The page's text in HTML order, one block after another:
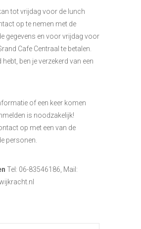
tot vrijdag voor de lunch
op te nemen met de
gegevens en voor vrijdag voor
Cafe Centraal te betalen.
hebt, ben je verzekerd van een
of een keer komen
is noodzakelijk!
op met een van de
personen.
Tel: 06-83546186, Mail: